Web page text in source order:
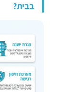
בבית?